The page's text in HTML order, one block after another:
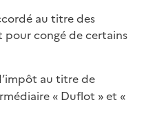
au titre des
pour congé de certains
au titre de
« Duflot » et «